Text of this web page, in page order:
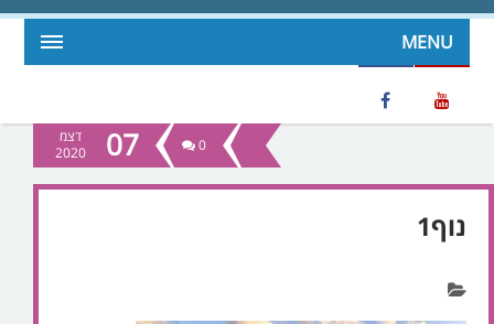
MENU
07
דצמ
2020
0
נוף1